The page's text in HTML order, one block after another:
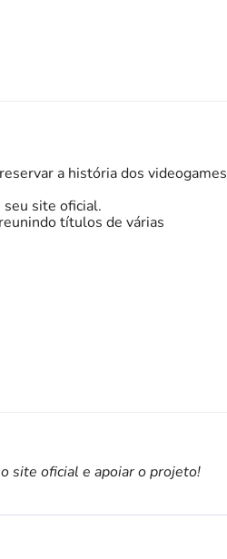
a história dos videogames
site oficial.
títulos de várias
site oficial e apoiar o projeto!